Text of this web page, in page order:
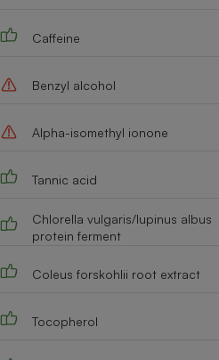
Caffeine
Benzyl alcohol
Alpha-isomethyl ionone
Tannic acid
Chlorella vulgaris/lupinus albus
protein ferment
Coleus forskohlii root extract
Tocopherol